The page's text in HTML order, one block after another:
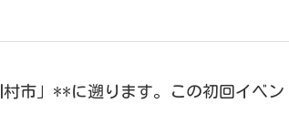
市」**に遡ります。この初回イベン